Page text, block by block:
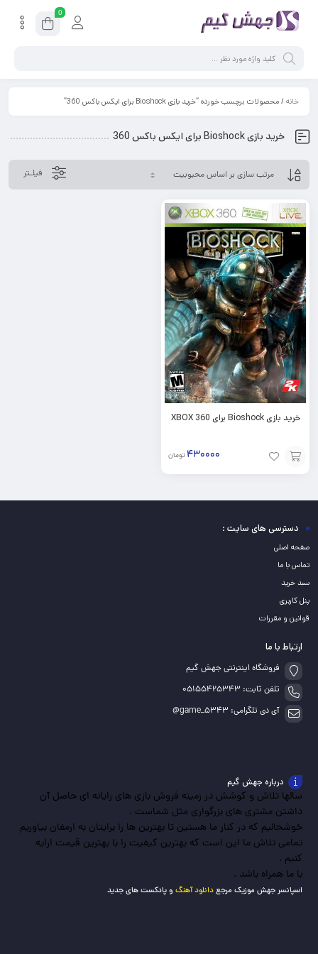
0
خانه / محصولات برچسب خورده “خرید بازی Bioshock برای ایکس باکس 360”
خرید بازی Bioshock برای ایکس باکس 360
فیلـتر
خرید بازی Bioshock برای XBOX 360
۴۳۰۰۰۰ تومان
افزودن
به
دسترسی های سایت :
صفحه اصلی
تماس با ما
سبد خرید
پنل کاربری
قوانین و مقررات
ارتباط با ما
فروشگاه اینترنتی جهش گیم
تلفن ثابت: 05155425343
آی دی تلگرامی: game_5343@
درباره جهش گیم
سالها تلاش و کوشش در زمینه فروش بازی های رایانه ای حاصل آن
داشتن مشتری های بزرگواری مثل شماست .
خوشحالیم که در کنار ما هستین تا بهترین ها را برایتان به ارمغان بیاوریم
تمامی تلاش ما این است که بهترین کیفیت را با بهترین قیمت ارایه
کنیم .
با ما همراه باشد .
اسپانسر جهش موزیک مرجعدانلود آهنگ و پادکست های جدید